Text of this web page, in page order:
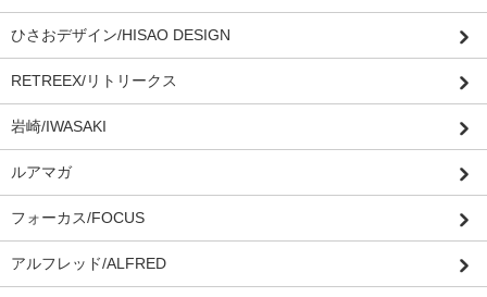
ひさおデザイン/HISAO DESIGN
RETREEX/リトリークス
岩崎/IWASAKI
ルアマガ
フォーカス/FOCUS
アルフレッド/ALFRED